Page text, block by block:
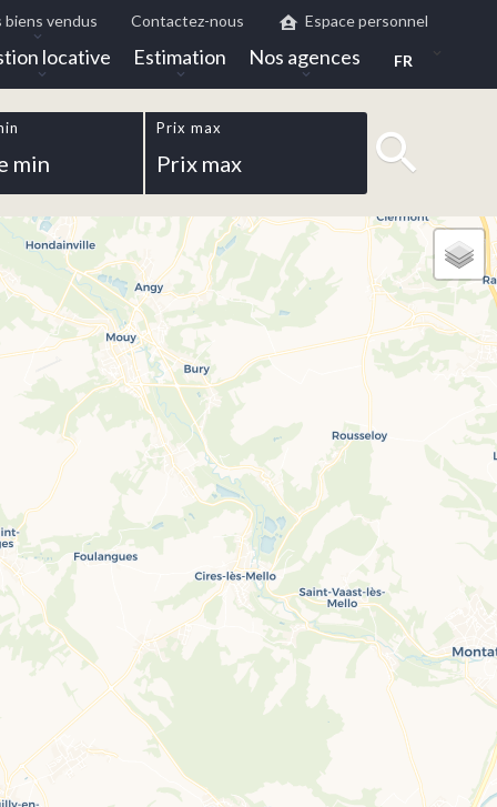
locative Estimation Nos agences FR
biens vendus Contactez-nous Espace personnel
Prix max